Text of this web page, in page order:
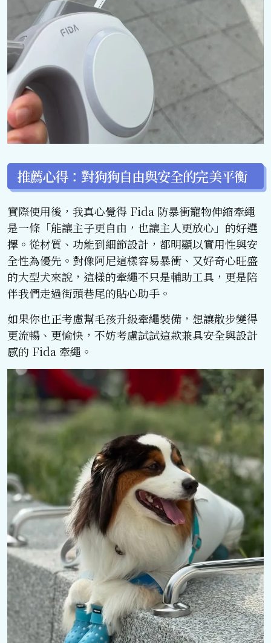
推薦心得：對狗狗自由與安全的完美平衡
實際使用後，我真心覺得 Fida 防暴衝寵物伸縮牽繩
是一條「能讓主子更自由，也讓主人更放心」的好選
擇。從材質、功能到細節設計，都明顯以實用性與安
全性為優先。對像阿尼這樣容易暴衝、又好奇心旺盛
的大型犬來說，這樣的牽繩不只是輔助工具，更是陪
伴我們走過街頭巷尾的貼心助手。
如果你也正考慮幫毛孩升級牽繩裝備，想讓散步變得
更流暢、更愉快，不妨考慮試試這款兼具安全與設計
感的 Fida 牽繩。